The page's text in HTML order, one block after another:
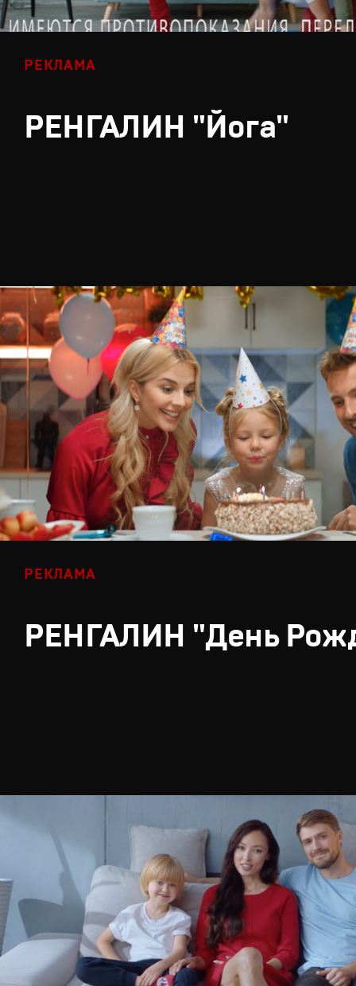
РЕКЛАМА
РЕНГАЛИН "Йога"
РЕКЛАМА
РЕНГАЛИН "День